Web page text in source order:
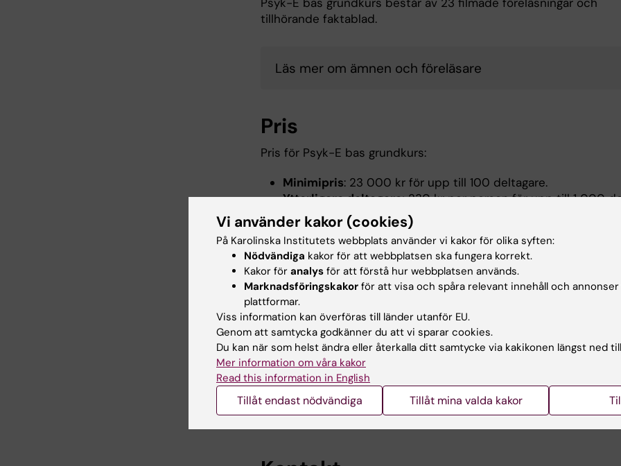
tillhörande faktablad.
Läs mer om ämnen och föreläsare
Pris
Pris för Psyk-E bas grundkurs:
Minimipris: 23 000 kr för upp till 100 deltagare.
Ytterligare deltagare:230 kr per person för upp till 1 000
Volymrabatt
: För grupper med fler än 1 000 deltagare utgår
med 20 %.
Beställning
För att beställa Psyk-E bas grundkurs,
instruktionerna under rubriken "Beställning
För att säkerställa att kunskapen implementeras och leder till
långvarig förändring i er organisation rekommenderar vi starkt att
kompletterar inköpet av Psyk-E bas kursrum med en
digital kursledningsinsats, mer information om
finns också i länken ovan.
Vi använder kakor (cookies)
På Karolinska Institutets webbplats använder vi kakor för olika syften:
Nödvändiga kakor för att webbplatsen ska fungera korrekt.
Kakor för analys för att förstå hur webbplatsen används.
Marknadsföringskakor för att visa och spåra relevant innehåll och
plattformar.
Viss information kan överföras till länder utanför EU.
Genom att samtycka godkänner du att vi sparar cookies.
Du kan när som helst ändra eller återkalla ditt samtycke via kakikonen längst ned
Mer information om våra kakor
Read this information in English
Tillåt endast nödvändiga Tillåt mina valda kakor